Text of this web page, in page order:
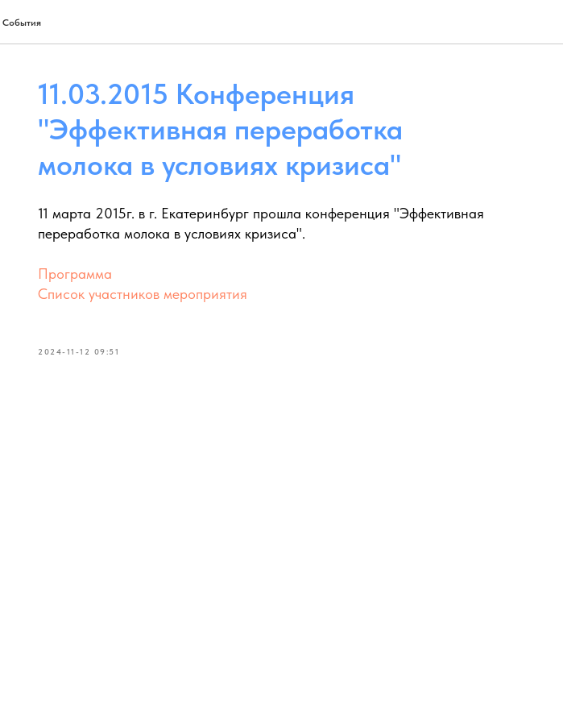
События
11.03.2015 Конференция
"Эффективная переработка
молока в условиях кризиса"
11 марта 2015г. в г. Екатеринбург прошла конференция "Эффективная
переработка молока в условиях кризиса".
Программа
Список участников мероприятия
2024-11-12 09:51